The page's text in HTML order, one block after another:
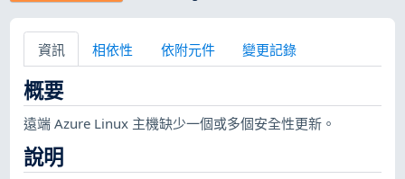
資訊 相依性 依附元件 變更記錄
概要
遠端 Azure Linux 主機缺少一個或多個安全性更新。
說明